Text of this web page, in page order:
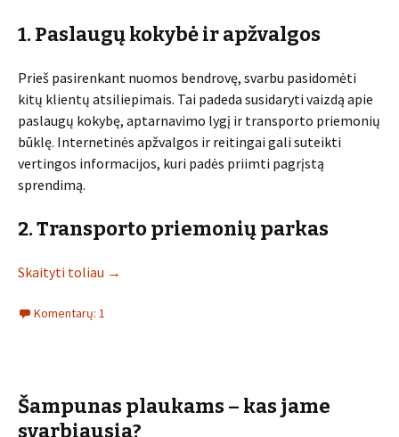
1. Paslaugų kokybė ir apžvalgos
Prieš pasirenkant nuomos bendrovę, svarbu pasidomėti
kitų klientų atsiliepimais. Tai padeda susidaryti vaizdą apie
paslaugų kokybę, aptarnavimo lygį ir transporto priemonių
būklę. Internetinės apžvalgos ir reitingai gali suteikti
vertingos informacijos, kuri padės priimti pagrįstą
sprendimą.
2. Transporto priemonių parkas
Skaityti toliau →
Komentarų: 1
Šampunas plaukams – kas jame
svarbiausia?